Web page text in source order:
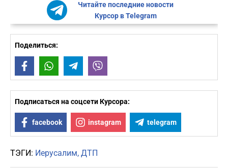
Читайте последние новости
Курсор в Telegram
Поделиться:
FacebookWhatsAppTelegram
Подписаться на соцсети Курсора:
facebook instagram telegram
ТЭГИ: Иерусалим ДТП